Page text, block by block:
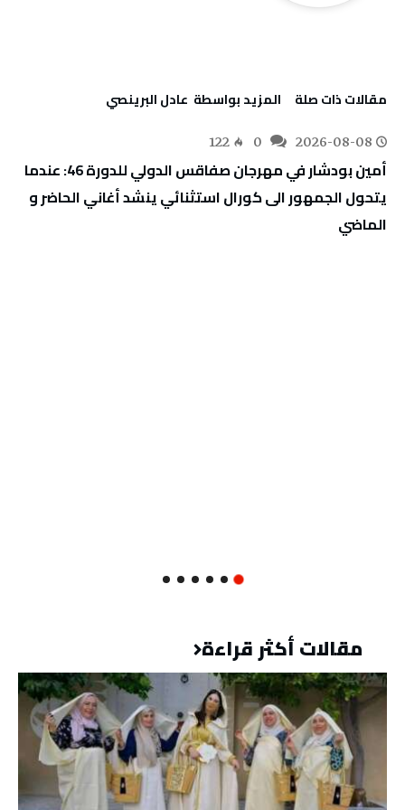
‫مقالات ذات صلة‬ ‫‫المزيد بواسطة‬ ‬ عادل البرينصي
2026-08-08
122
أمين بودشار في مهرجان صفاقس الدولي للدورة 46: عندما
يتحول الجمهور الى كورال استثنائي ينشد أغاني الحاضر و
الماضي
مقالات أكثر قراءة